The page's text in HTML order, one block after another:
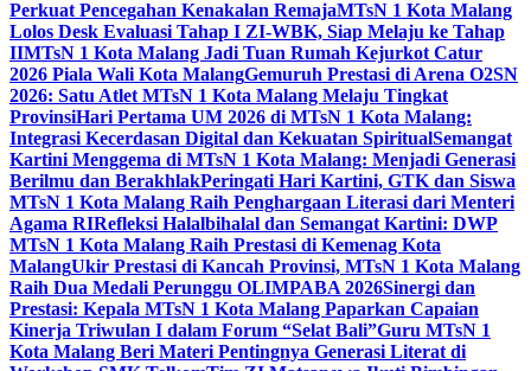
Perkuat Pencegahan Kenakalan RemajaMTsN 1 Kota Malang
Lolos Desk Evaluasi Tahap I ZI-WBK, Siap Melaju ke Tahap
IIMTsN 1 Kota Malang Jadi Tuan Rumah Kejurkot Catur
2026 Piala Wali Kota MalangGemuruh Prestasi di Arena O2SN
2026: Satu Atlet MTsN 1 Kota Malang Melaju Tingkat
ProvinsiHari Pertama UM 2026 di MTsN 1 Kota Malang:
Integrasi Kecerdasan Digital dan Kekuatan SpiritualSemangat
Kartini Menggema di MTsN 1 Kota Malang: Menjadi Generasi
Berilmu dan BerakhlakPeringati Hari Kartini, GTK dan Siswa
MTsN 1 Kota Malang Raih Penghargaan Literasi dari Menteri
Agama RIRefleksi Halalbihalal dan Semangat Kartini: DWP
MTsN 1 Kota Malang Raih Prestasi di Kemenag Kota
MalangUkir Prestasi di Kancah Provinsi, MTsN 1 Kota Malang
Raih Dua Medali Perunggu OLIMPABA 2026Sinergi dan
Prestasi: Kepala MTsN 1 Kota Malang Paparkan Capaian
Kinerja Triwulan I dalam Forum “Selat Bali”Guru MTsN 1
Kota Malang Beri Materi Pentingnya Generasi Literat di